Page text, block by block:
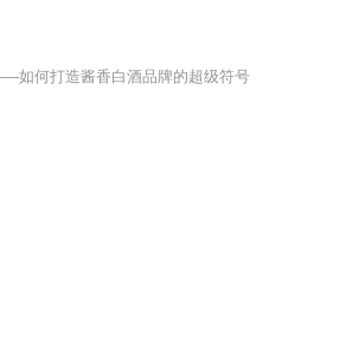
如何打造酱香白酒品牌的超级符号